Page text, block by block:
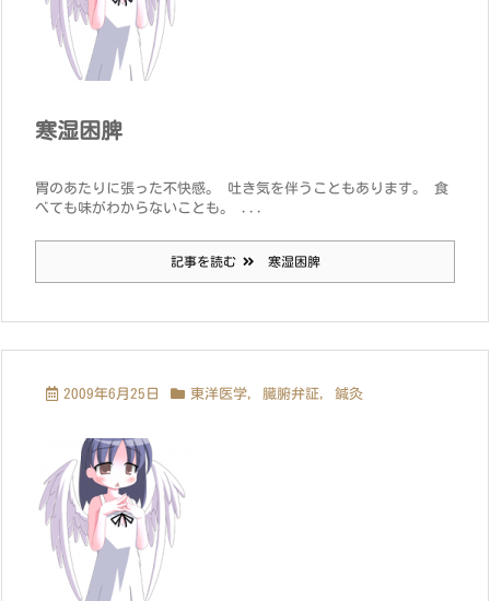
寒湿困脾
胃のあたりに張った不快感。 吐き気を伴うこともあります。 食
べても味がわからないことも。 ...
記事を読む 寒湿困脾
2009年6月25日 東洋医学, 臓腑弁証, 鍼灸